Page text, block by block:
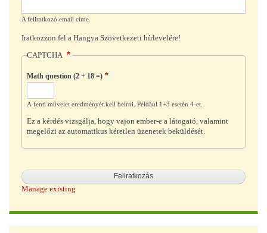
A feliratkozó email címe.
Iratkozzon fel a Hangya Szövetkezeti hírlevelére!
CAPTCHA
Math question (2 + 18 =)
A fenti művelet eredményét kell beírni. Például 1+3 esetén 4-et.
Ez a kérdés vizsgálja, hogy vajon ember-e a látogató, valamint
megelőzi az automatikus kéretlen üzenetek beküldését.
Manage existing